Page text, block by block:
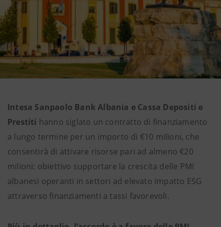
Intesa Sanpaolo Bank Albania e Cassa Depositi e
Prestiti hanno siglato un contratto di finanziamento
a lungo termine per un importo di €10 milioni, che
consentirà di attivare risorse pari ad almeno €20
milioni: obiettivo supportare la crescita delle PMI
albanesi operanti in settori ad elevato impatto ESG
attraverso finanziamenti a tassi favorevoli.